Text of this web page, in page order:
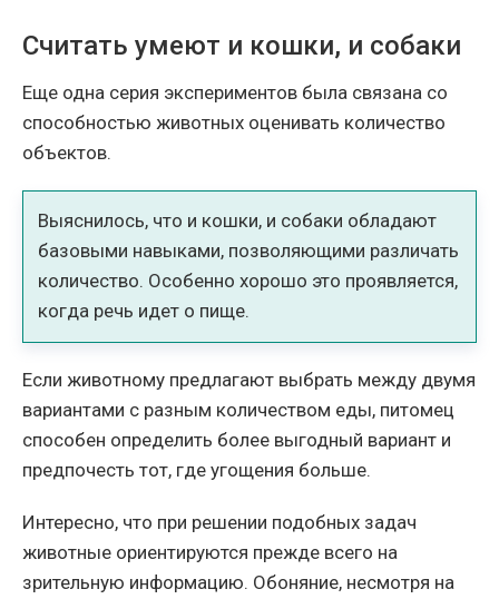
Считать умеют и кошки, и собаки
Еще одна серия экспериментов была связана со
способностью животных оценивать количество
объектов.
Выяснилось, что и кошки, и собаки обладают
базовыми навыками, позволяющими различать
количество. Особенно хорошо это проявляется,
когда речь идет о пище.
Если животному предлагают выбрать между двумя
вариантами с разным количеством еды, питомец
способен определить более выгодный вариант и
предпочесть тот, где угощения больше.
Интересно, что при решении подобных задач
животные ориентируются прежде всего на
зрительную информацию. Обоняние, несмотря на